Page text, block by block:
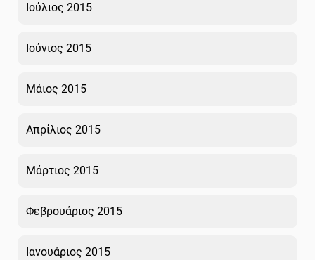
Ιούλιος 2015
Ιούνιος 2015
Μάιος 2015
Απρίλιος 2015
Μάρτιος 2015
Φεβρουάριος 2015
Ιανουάριος 2015